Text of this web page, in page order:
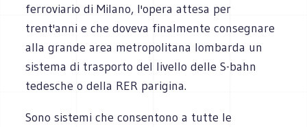
ferroviario di Milano, l'opera attesa per
trent'anni e che doveva finalmente consegnare
alla grande area metropolitana lombarda un
sistema di trasporto del livello delle S-bahn
tedesche o della RER parigina.
Sono sistemi che consentono a tutte le